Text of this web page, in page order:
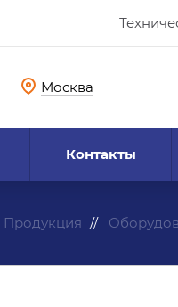
Москва
Контакты
Продукция